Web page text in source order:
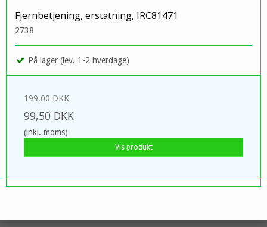
Fjernbetjening, erstatning, IRC81471
2738
På lager (lev. 1-2 hverdage)
199,00 DKK
99,50 DKK
(inkl. moms)
Vis produkt